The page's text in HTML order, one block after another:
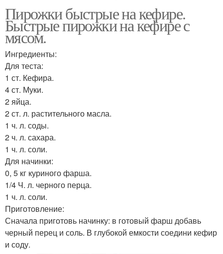
Пирожки быстрые на кефире.
Быстрые пирожки на кефире с
мясом.
Ингредиенты:
Для теста:
1 ст. Кефира.
4 ст. Муки.
2 яйца.
2 ст. л. растительного масла.
1 ч. л. соды.
2 ч. л. сахара.
1 ч. л. соли.
Для начинки:
0, 5 кг куриного фарша.
1/4 Ч. л. черного перца.
1 ч. л. соли.
Приготовление:
Сначала приготовь начинку: в готовый фарш добавь
черный перец и соль. В глубокой емкости соедини кефир
и соду.